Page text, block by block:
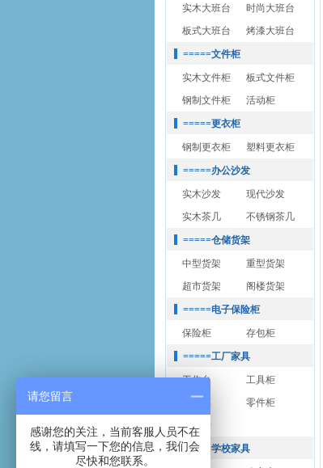
实木大班台
时尚大班台
板式大班台
烤漆大班台
=====文件柜
实木文件柜
板式文件柜
钢制文件柜
活动柜
=====更衣柜
钢制更衣柜 塑料更衣柜
=====办公沙发
实木沙发
现代沙发
实木茶几
不锈钢茶几
=====仓储货架
中型货架
重型货架
超市货架
阁楼货架
=====电子保险柜
保险柜 存包柜
=====工厂家具
工作台
工具柜
工具车
零件柜
静电椅
=====学校家具
请您留言
感谢您的关注，当前客服人员不在
线，请填写一下您的信息，我们会
尽快和您联系。